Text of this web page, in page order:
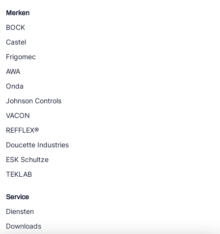
Merken
BOCK
Castel
Frigomec
AWA
Onda
Johnson Controls
VACON
REFFLEX®
Doucette Industries
ESK Schultze
TEKLAB
Service
Diensten
Downloads